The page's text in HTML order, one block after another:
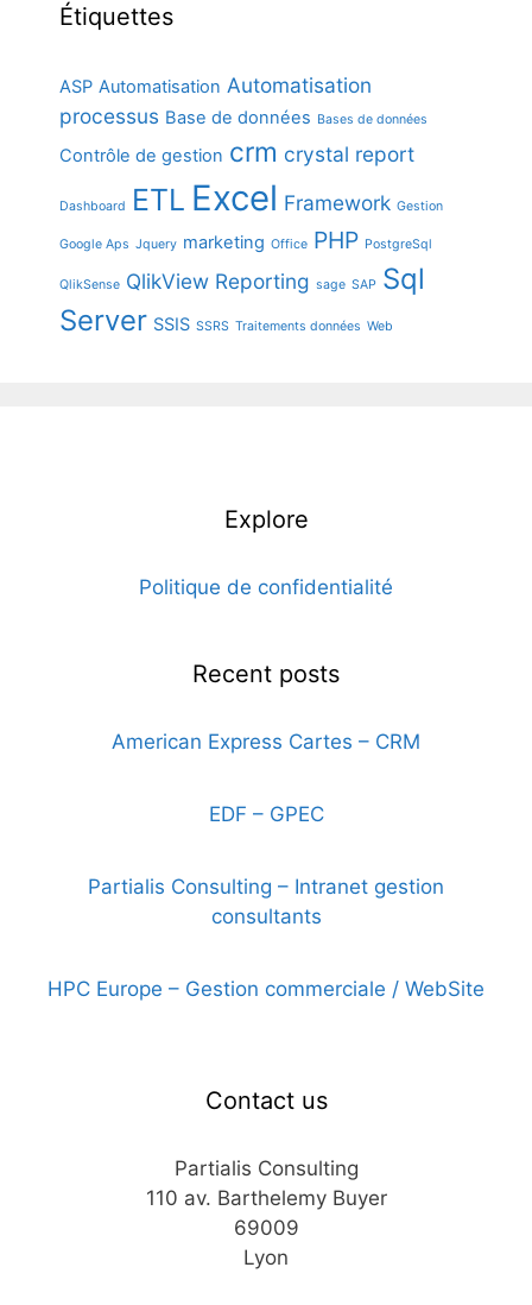
Étiquettes
ASP Automatisation Automatisation
processus Base de données Bases de données
Contrôle de gestion crm crystal report
Dashboard ETL Excel Framework Gestion
Google Aps Jquery marketing Office PHP PostgreSql
QlikSense QlikView Reporting sage SAP Sql
Server SSIS SSRS Traitements données Web
Explore
Politique de confidentialité
Recent posts
American Express Cartes – CRM
EDF – GPEC
Partialis Consulting – Intranet gestion
consultants
HPC Europe – Gestion commerciale / WebSite
Contact us
Partialis Consulting
110 av. Barthelemy Buyer
69009
Lyon